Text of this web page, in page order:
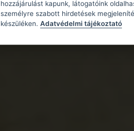
hozzájárulást kapunk, látogatóink
személyre szabott hirdetések
készüléken. Adatvédelmi tájékoztató